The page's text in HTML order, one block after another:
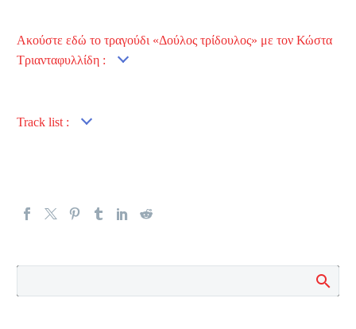
Ακούστε εδώ το τραγούδι «Δούλος τρίδουλος» με τον Κώστα
Τριανταφυλλίδη :
Track list :